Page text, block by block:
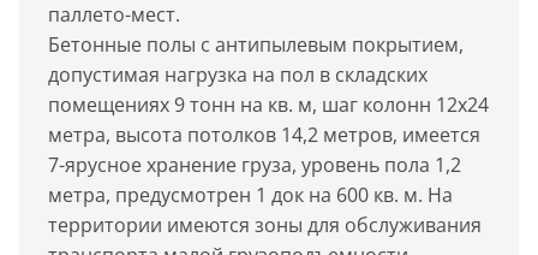
паллето-мест.
Бетонные полы с антипылевым покрытием,
допустимая нагрузка на пол в складских
помещениях 9 тонн на кв. м, шаг колонн 12x24
метра, высота потолков 14,2 метров, имеется
7-ярусное хранение груза, уровень пола 1,2
метра, предусмотрен 1 док на 600 кв. м. На
территории имеются зоны для обслуживания